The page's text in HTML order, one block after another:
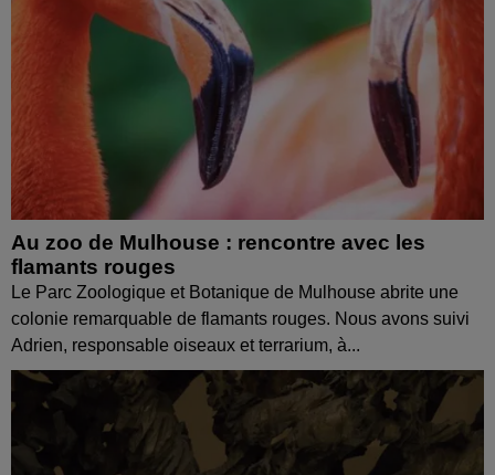
Au zoo de Mulhouse : rencontre avec les
flamants rouges
Le Parc Zoologique et Botanique de Mulhouse abrite une
colonie remarquable de flamants rouges. Nous avons suivi
Adrien, responsable oiseaux et terrarium, à...